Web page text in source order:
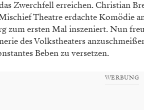
Zwerchfell erreichen. Christian
Theatre erdachte Komödie
zum ersten Mal inszeniert. Nun
des Volkstheaters
Beben zu versetzen.
WERBUNG